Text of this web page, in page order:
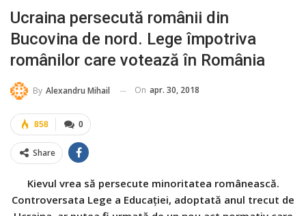
Ucraina persecută românii din
Bucovina de nord. Lege împotriva
românilor care votează în România
By Alexandru Mihail On apr. 30, 2018
0
858
Share
Kievul vrea să persecute minoritatea românească.
Controversata Lege a Educației, adoptată anul trecut de